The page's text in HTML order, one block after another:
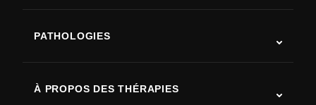
PATHOLOGIES
À PROPOS DES THÉRAPIES